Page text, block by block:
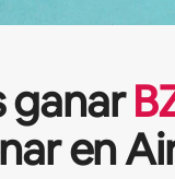
ganar
en